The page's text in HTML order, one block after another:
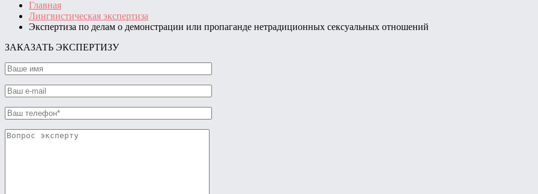
Главная
Лингвистическая экспертиза
Экспертиза по делам о демонстрации или пропаганде нетрадиционных сексуальных отношений
ЗАКАЗАТЬ ЭКСПЕРТИЗУ